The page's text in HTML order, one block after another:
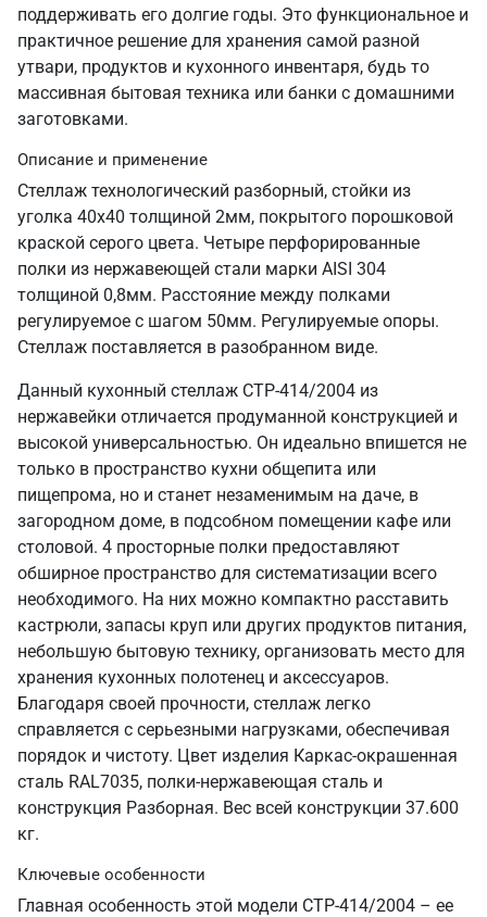
поддерживать его долгие годы. Это функциональное и
практичное решение для хранения самой разной
утвари, продуктов и кухонного инвентаря, будь то
массивная бытовая техника или банки с домашними
заготовками.
Описание и применение
Стеллаж технологический разборный, стойки из
уголка 40х40 толщиной 2мм, покрытого порошковой
краской серого цвета. Четыре перфорированные
полки из нержавеющей стали марки AISI 304
толщиной 0,8мм. Расстояние между полками
регулируемое с шагом 50мм. Регулируемые опоры.
Стеллаж поставляется в разобранном виде.
Данный кухонный стеллаж СТР-414/2004 из
нержавейки отличается продуманной конструкцией и
высокой универсальностью. Он идеально впишется не
только в пространство кухни общепита или
пищепрома, но и станет незаменимым на даче, в
загородном доме, в подсобном помещении кафе или
столовой. 4 просторные полки предоставляют
обширное пространство для систематизации всего
необходимого. На них можно компактно расставить
кастрюли, запасы круп или других продуктов питания,
небольшую бытовую технику, организовать место для
хранения кухонных полотенец и аксессуаров.
Благодаря своей прочности, стеллаж легко
справляется с серьезными нагрузками, обеспечивая
порядок и чистоту. Цвет изделия Каркас-окрашенная
сталь RAL7035, полки-нержавеющая сталь и
конструкция Разборная. Вес всей конструкции 37.600
кг.
Ключевые особенности
Главная особенность этой модели СТР-414/2004 – ее